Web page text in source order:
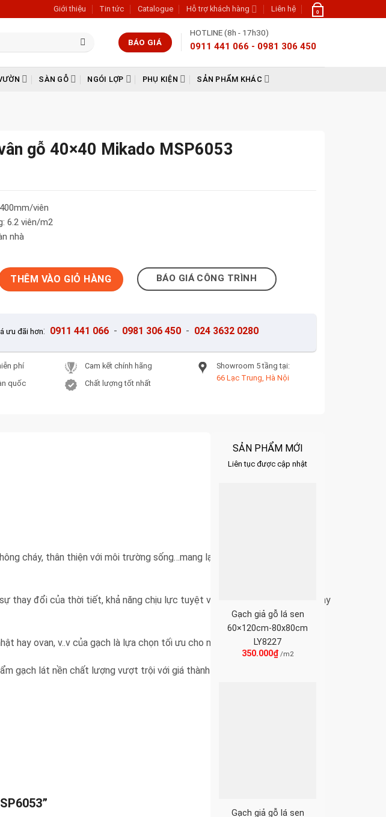
Giới thiệu Tin tức Catalogue Hỗ trợ khách hàng Liên hệ 0
BÁO GIÁ
HOTLINE (8h - 17h30)
0911 441 066 - 0981 306 450
SÀN GỖ NGÓI LỢP PHỤ KIỆN SẢN PHẨM KHÁC
gỗ 40×40 Mikado MSP6053
viên
6.2 viên/m2
nhà
Mikado MSP6053 số lượng
THÊM VÀO GIỎ HÀNG BÁO GIÁ CÔNG TRÌNH
ưu đãi hơn: 0911 441 066 - 0981 306 450 - 024 3632 0280
phí
quốc
Cam kết chính hãng
Chất lượng tốt nhất
Showroom 5 tầng tại:
66 Lạc Trung, Hà Nội
cháy, thân thiện với môi trường sống…mang lại không gian sống lý tưởng
thay đổi của thời tiết, khả năng chịu lực tuyệt vời. Từ lâu, sử dụng gạch thay
hay ovan, v..v của gạch là lựa chọn tối ưu cho nhiều quy mô dự án.
gạch lát nền chất lượng vượt trội với giá thành cạnh tranh.
SẢN PHẨM MỚI
Liên tục được cập nhật
Gạch giả gỗ lá sen
60×120cm-80x80cm
LY8227
350.000₫ /m2
Gạch giả gỗ lá sen